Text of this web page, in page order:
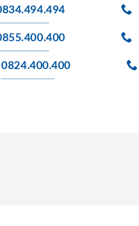
0824.400.400